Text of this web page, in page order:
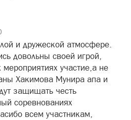
и дружеской атмосфере.
довольны своей игрой,
мероприятиях участие,а не
Хакимова Мунира апа и
защищать честь
соревнованиях
всем участникам,